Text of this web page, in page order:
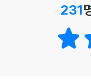
들어앉아 있었다는 것
저 생각해요. 이를
231